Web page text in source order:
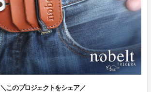
＼このプロジェクトをシェア／